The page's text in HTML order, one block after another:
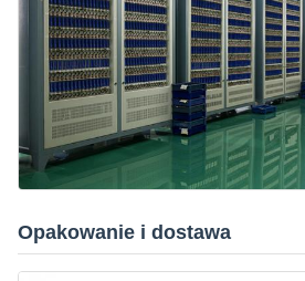
Opakowanie i dostawa